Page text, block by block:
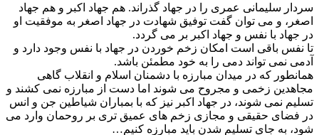
سردار سلیمانی عمری را در جهاد گذراند. هم جهاد اکبر و هم جهاد
اصغر، و می توان گفت توفیق شهادت در جهاد اصغر به موفقیت او
در جهاد با نفس و جهاد اکبر بر می گردد.
تا نفس باقی است امکان زخم خوردن در جهاد با نفس وجود دارد و
آدمی نمی تواند دمی را به خود مطمئن باشد.
همانطور که در میدان مبارزه با دشمنان اسلام و انقلاب گاهی
مجاهدین زخمی و مجروح می شوند اما دست از مبارزه نمی کشند و
تسلیم نمی شوند، در جهاد اکبر نیز که با بمباران شیاطین جن و انس
در فضای حقیقی و مجازی زخم های عمیق تری بر روحمان وارد می
شود، به جای تسلیم شدن باید مبارزه کنیم…